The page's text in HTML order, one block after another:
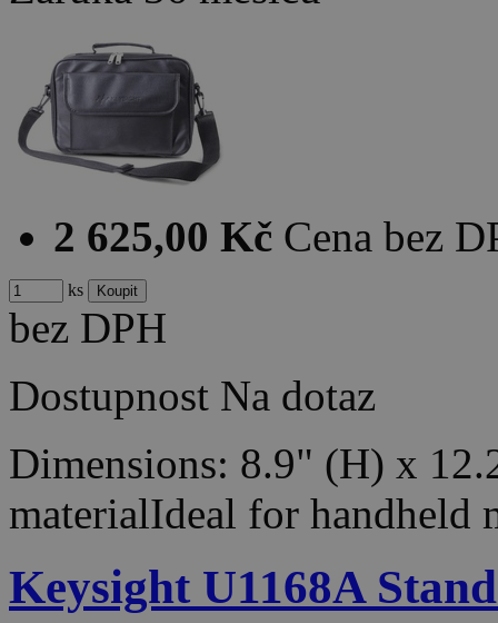
2 625,00 Kč Cena bez
ks
bez DPH
Dostupnost Na dotaz
Dimensions: 8.9" (H) x
materialIdeal for
Keysight U1168A